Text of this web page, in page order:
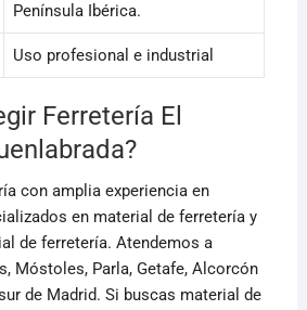
Península Ibérica.
Uso profesional e industrial
Ferretería El
con amplia experiencia en
en material de ferretería y
de ferretería. Atendemos a
Móstoles, Parla, Getafe, Alcorcón
de Madrid. Si buscas material de